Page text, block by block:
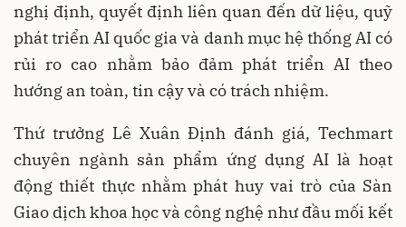
nghị định, quyết định liên quan đến dữ liệu, quỹ
phát triển AI quốc gia và danh mục hệ thống AI có
rủi ro cao nhằm bảo đảm phát triển AI theo
hướng an toàn, tin cậy và có trách nhiệm.
Thứ trưởng Lê Xuân Định đánh giá, Techmart
chuyên ngành sản phẩm ứng dụng AI là hoạt
động thiết thực nhằm phát huy vai trò của Sàn
Giao dịch khoa học và công nghệ như đầu mối kết